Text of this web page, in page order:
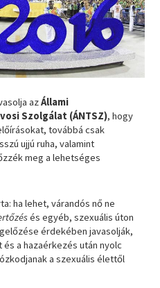
azÁllami
Szolgálat (ÁNTSZ), hogy
továbbá csak
ujjú ruha, valamint
meg a lehetséges
ha lehet, várandós nő ne
és egyéb, szexuális úton
érdekében javasolják,
a hazaérkezés után nyolc
a szexuális élettől